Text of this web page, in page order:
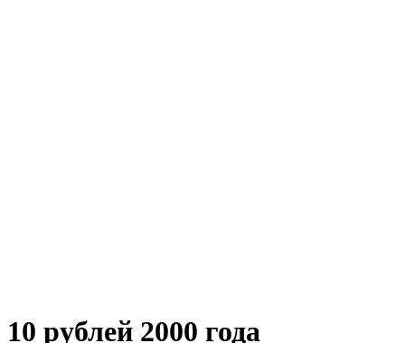
10 рублей 2000 года